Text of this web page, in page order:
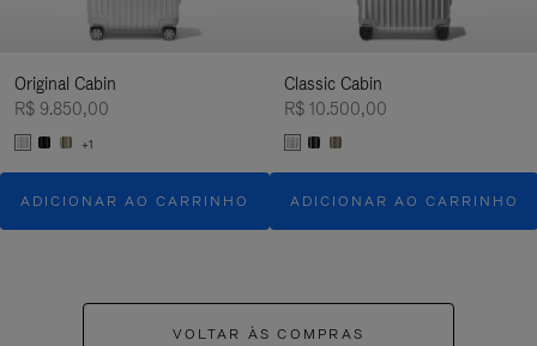
Original Cabin
R$ 9.850,00
+1
ADICIONAR AO CARRINHO
Classic Cabin
R$ 10.500,00
ADICIONAR AO CARRINHO
VOLTAR ÀS COMPRAS